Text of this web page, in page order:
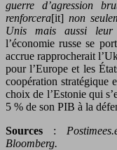
guerre d’agression
renforcera[it] non
Unis mais aussi leur
l’économie russe se
accrue rapprocherait
pour l’Europe et les
coopération stratégique
choix de l’Estonie qui
5 % de son PIB à la
Sources :
Bloomberg.